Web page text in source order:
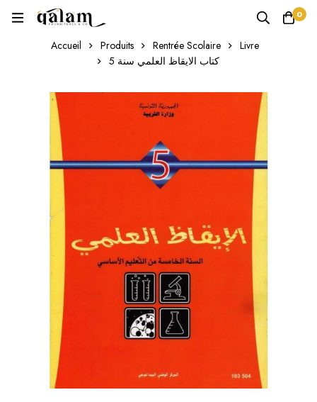
0
Accueil Produits Rentrée Scolaire
Livre
كتاب الايقاظ العلمي سنة 5